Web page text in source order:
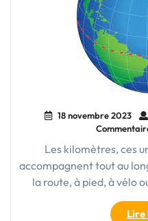
18 novembre 2023
Les kilomètres, ces
accompagnent tout au
la route, à pied, à vélo
Lire